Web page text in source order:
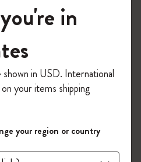
ル化されたページを画像ファ
クターファイル(SVG)、テ
ファイル形式でエクスポー
世界へようこそ
入力すると、初回注
無料になります。セ
ト品は適用外。
を作成して限定オフ
らに多くのインスピ
に入れましょう。
in
in USD. International
your items shipping
your region or country